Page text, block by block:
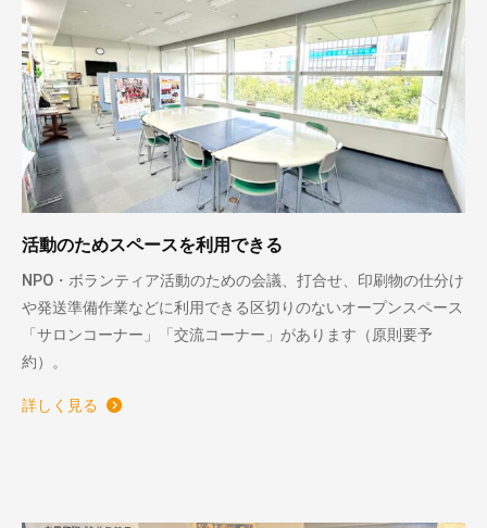
活動のためスペースを利用できる
NPO・ボランティア活動のための会議、打合せ、印刷物の仕分け
や発送準備作業などに利用できる区切りのないオープンスペース
「サロンコーナー」「交流コーナー」があります（原則要予
約）。
詳しく見る